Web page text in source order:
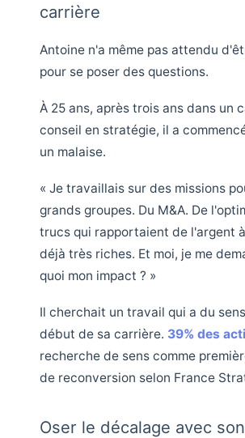
carrière
Antoine n'a même pas attendu
pour se poser des questions.
À 25 ans, après trois ans dans un
conseil en stratégie, il a
un malaise.
« Je travaillais sur des missions
grands groupes. Du M&A. De
trucs qui rapportaient de l'argent
déjà très riches. Et moi, je me
quoi mon impact ? »
Il cherchait un travail qui a du
début de sa carrière. 39% des
recherche de sens comme
de reconversion selon France
Oser le décalage avec son